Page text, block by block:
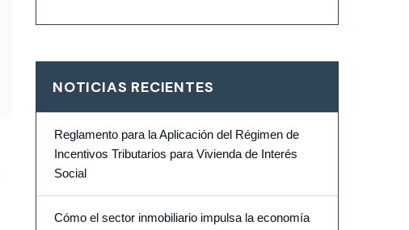
NOTICIAS RECIENTES
Reglamento para la Aplicación del Régimen de
Incentivos Tributarios para Vivienda de Interés
Social
Cómo el sector inmobiliario impulsa la economía